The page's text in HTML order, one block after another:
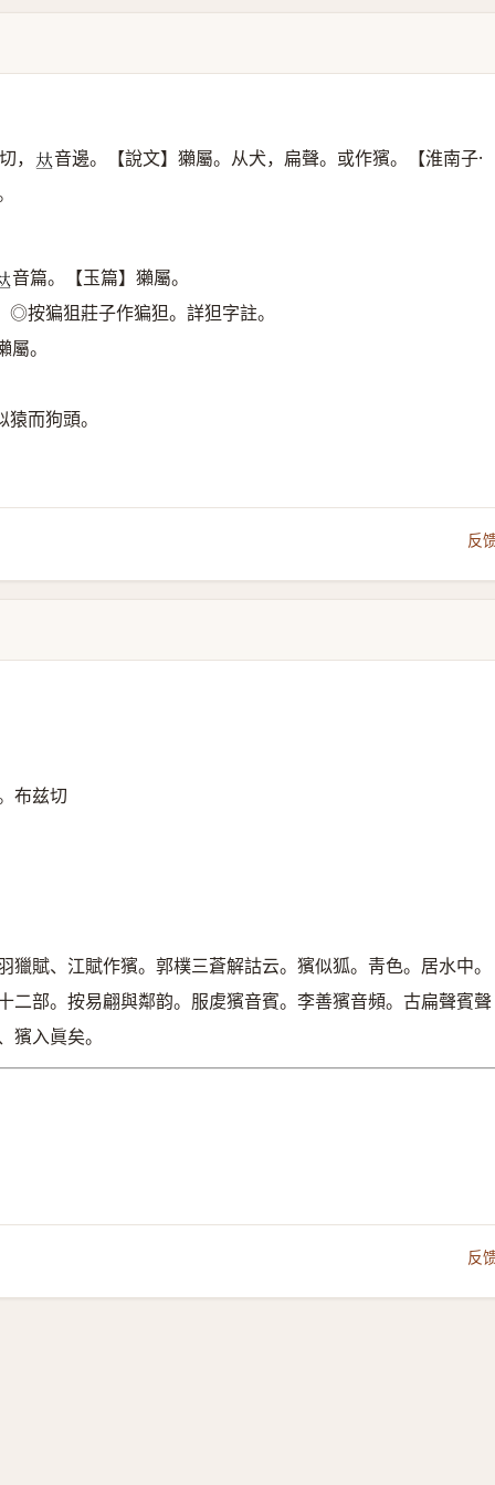
， 𠀤音邊。【說文】獺屬。从犬，扁聲。或作獱。【淮南子·
音篇。【玉篇】獺屬。
按猵狙莊子作猵狚。詳狚字註。
屬。
而狗頭。
反
布兹切
獵賦、江賦作獱。郭樸三蒼解詁云。獱似狐。靑色。居水中。
二部。按易翩與鄰韵。服䖍獱音賓。李善獱音頻。古扁聲賓聲
獱入眞矣。
反